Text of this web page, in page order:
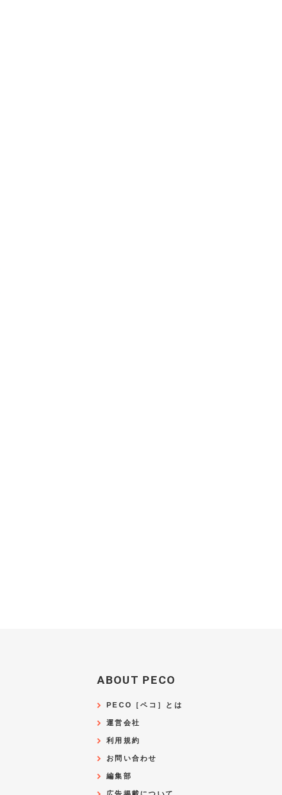
ABOUT PECO
PECO［ペコ］とは
運営会社
利用規約
お問い合わせ
編集部